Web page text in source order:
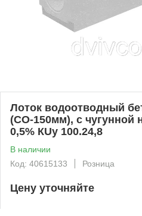
Лоток водоотводный
(СО-150мм), с чугунной
0,5% КUу 100.24,8
В наличии
Код: 40615133
Розница
Цену уточняйте